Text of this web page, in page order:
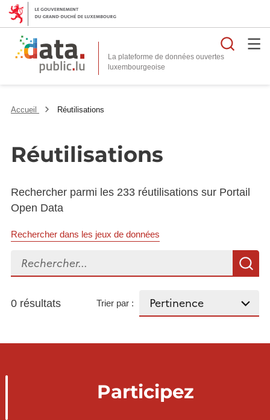
La plateforme de données ouvertes
Accueil Réutilisations
Réutilisations
Rechercher parmi les 233 réutilisations sur Portail
Open Data
Rechercher dans les jeux de données
Rechercher...
0 résultats Trier par :
Participez